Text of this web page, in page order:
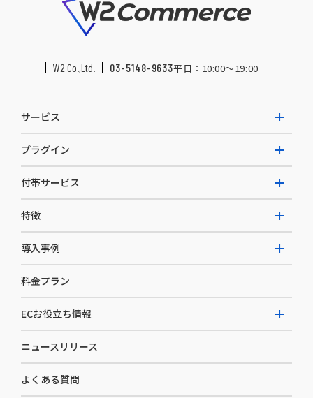
W2 Co.,Ltd. 03-5148-9633平日：10:00〜19:00
サービス
W2 Commerce Repeat
W2 Commerce BtoB
W2 Commerce Asia
プラグイン
AI buddy
付帯サービス
EC運用構築支援・運用支援
カスタマーサクセス
セキュリティ
デザイン制作
コンサルティング
特徴
選ばれる理由
開発体制
導入事例
導入企業一覧
料金プラン
ECお役立ち情報
お役立ち資料
ニュースリリース
よくある質問